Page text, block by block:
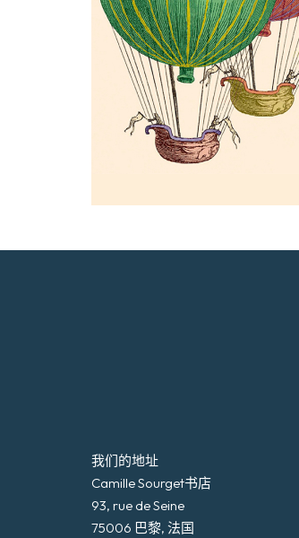
我们的地址
Camille Sourget书店
93, rue de Seine
75006 巴黎, 法国